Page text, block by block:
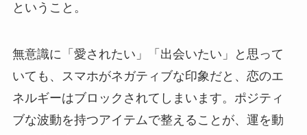
ということ。
無意識に「愛されたい」「出会いたい」と思って
いても、スマホがネガティブな印象だと、恋のエ
ネルギーはブロックされてしまいます。ポジティ
ブな波動を持つアイテムで整えることが、運を動